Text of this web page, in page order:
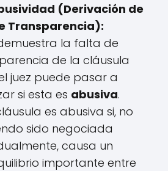
(Derivación de
Transparencia):
la falta de
de la cláusula
el juez puede pasar a
si esta es abusiva.
es abusiva si, no
sido negociada
causa un
importante entre